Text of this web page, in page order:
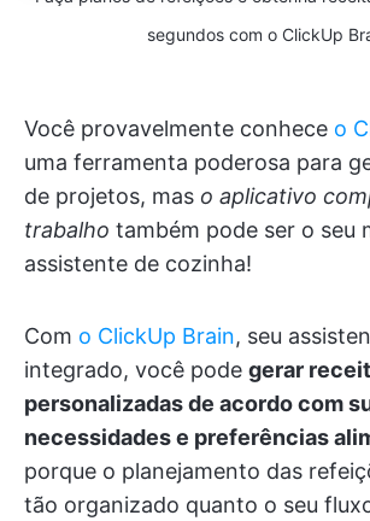
segundos com o ClickUp
Você provavelmente conhece o
uma ferramenta poderosa para
de projetos, mas o aplicativo
trabalho também pode ser o seu
assistente de cozinha!
Com o ClickUp Brain, seu
integrado, você pode gerar
personalizadas de acordo com
necessidades e preferências
porque o planejamento das
tão organizado quanto o seu